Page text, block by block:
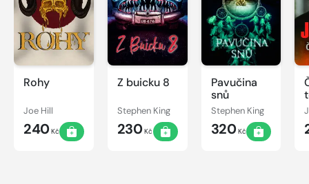
Rohy
Joe Hill
240Kč
Z buicku 8
Stephen King
230Kč
Pavučina
snů
Stephen King
320Kč